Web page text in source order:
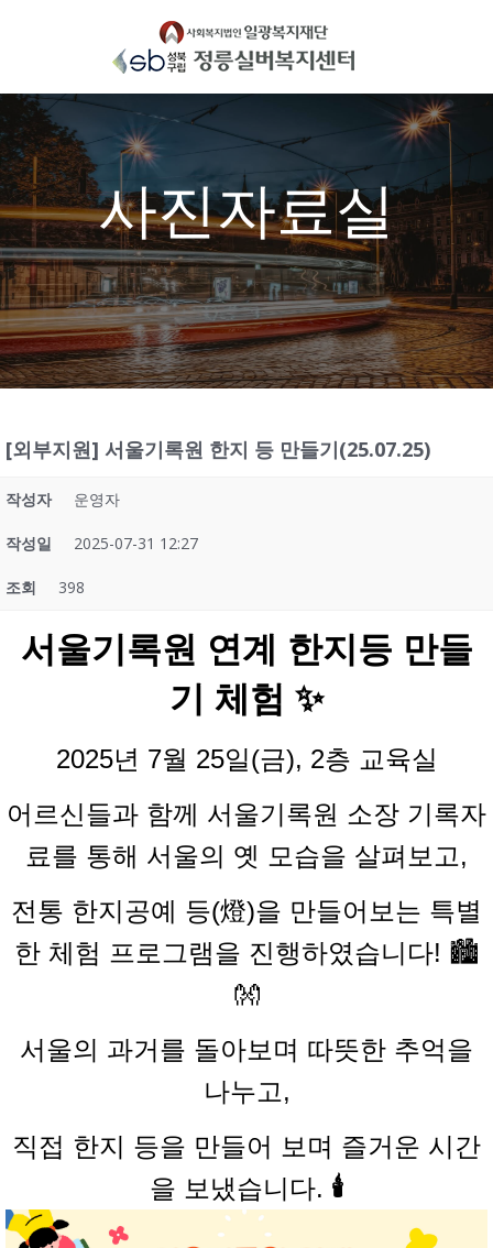
to
content
사진자료실
[외부지원] 서울기록원 한지 등 만들기(25.07.25)
작성자 운영자
작성일 2025-07-31 12:27
조회 398
서울기록원 연계 한지등 만들
기 체험 ✨
2025년 7월 25일(금), 2층 교육실
어르신들과 함께 서울기록원 소장 기록자
료를 통해 서울의 옛 모습을 살펴보고,
전통 한지공예 등(燈)을 만들어보는 특별
한 체험 프로그램을 진행하였습니다! 🏙️
👐
서울의 과거를 돌아보며 따뜻한 추억을
나누고,
직접 한지 등을 만들어 보며 즐거운 시간
을 보냈습니다. 🕯️